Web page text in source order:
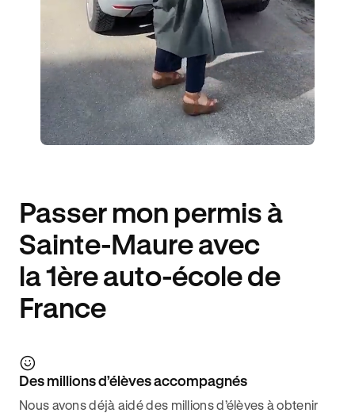
Passer mon permis à
Sainte-Maure avec
la 1ère auto-école de
France
Des millions d’élèves accompagnés
Nous avons déjà aidé des millions d’élèves à obtenir